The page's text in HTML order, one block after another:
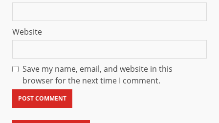
Website
Save my name, email, and website in this
browser for the next time I comment.